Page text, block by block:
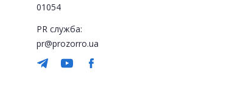
01054
PR служба:
pr@prozorro.ua